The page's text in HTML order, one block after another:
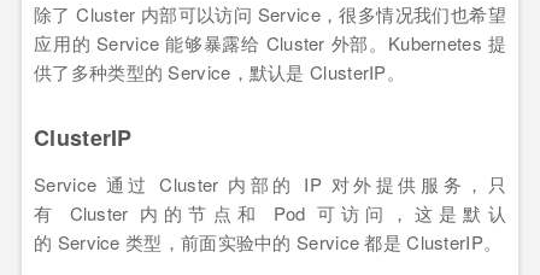
除了 Cluster 内部可以访问 Service，很多情况我们也希望
应用的 Service 能够暴露给 Cluster 外部。Kubernetes 提
供了多种类型的 Service，默认是 ClusterIP。
ClusterIP
Service 通过 Cluster 内部的 IP 对外提供服务，只
有 Cluster 内的节点和 Pod 可访问，这是默认
的 Service 类型，前面实验中的 Service 都是 ClusterIP。